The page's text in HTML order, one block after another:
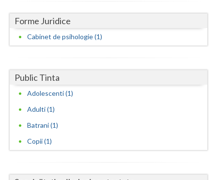
Olt
Prahova
Satu-Mare
Suceava
Teleorman
Forme Juridice
Cabinet de psihologie (1)
Public Tinta
Adolescenti (1)
Adulti (1)
Batrani (1)
Copii (1)